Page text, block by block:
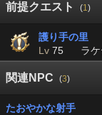
前提クエスト (1)
護り手の里
Lv 75 ラ
関連NPC (3)
たおやかな射手